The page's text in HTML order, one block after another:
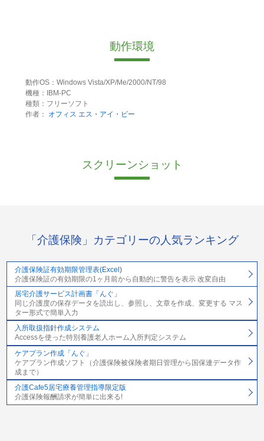
動作環境
動作OS：Windows Vista/XP/Me/2000/NT/98
機種：IBM-PC
種類：フリーソフト
作者：
オフィス エス・アイ・ビー
スクリーンショット
「介護保険」カテゴリーの人気ランキング
介護保険証有効期限管理表(Excel)
介護保険証の有効期限の1ヶ月前から自動的に警告を表示 改変自由
居宅介護サービス計画書「んぐ」
同じ介護度の保存データを読出し、参照し、文章を作成、変更する マス
ター形式で簡単入力
入所取扱指針作成システム
Accessを使った特別養護老人ホーム入所判定システム
ケアプラン作成「んぐ」
ケアプラン作成ソフト（介護保険被保険者期日管理から国保連データ作
成まで）
介護Cafe5居宅療養管理指導限定版
介護保険報酬請求が簡単に出来る!